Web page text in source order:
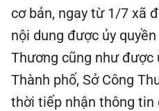
cơ bản, ngay từ 1/7 xã
nội dung được ủy
Thương cũng như được
Thành phố, Sở Công
thời tiếp nhận thông tin